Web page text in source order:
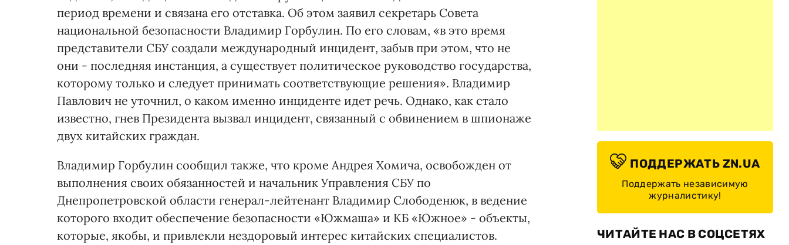
период времени и связана его отставка. Об этом заявил секретарь Совета
национальной безопасности Владимир Горбулин. По его словам, «в это время
представители СБУ создали международный инцидент, забыв при этом, что не
они - последняя инстанция, а существует политическое руководство государства,
которому только и следует принимать соответствующие решения». Владимир
Павлович не уточнил, о каком именно инциденте идет речь. Однако, как стало
известно, гнев Президента вызвал инцидент, связанный с обвинением в шпионаже
двух китайских граждан.
Владимир Горбулин сообщил также, что кроме Андрея Хомича, освобожден от
выполнения своих обязанностей и начальник Управления СБУ по
Днепропетровской области генерал-лейтенант Владимир Слободенюк, в ведение
которого входит обеспечение безопасности «Южмаша» и КБ «Южное» - объекты,
которые, якобы, и привлекли нездоровый интерес китайских специалистов.
ПОДДЕРЖАТЬ ZN.UA
Поддержать независимую
журналистику!
ЧИТАЙТЕ НАС В СОЦСЕТЯХ